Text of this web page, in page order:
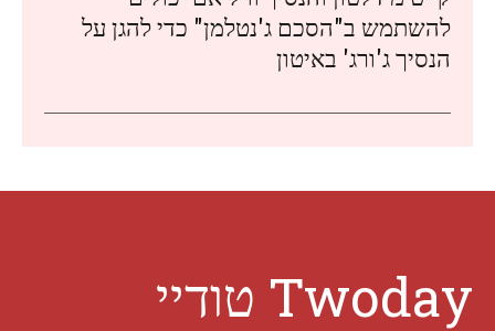
להשתמש ב"הסכם ג'נטלמן" כדי להגן על
הנסיך ג'ורג' באיטון
Twoday טודיי